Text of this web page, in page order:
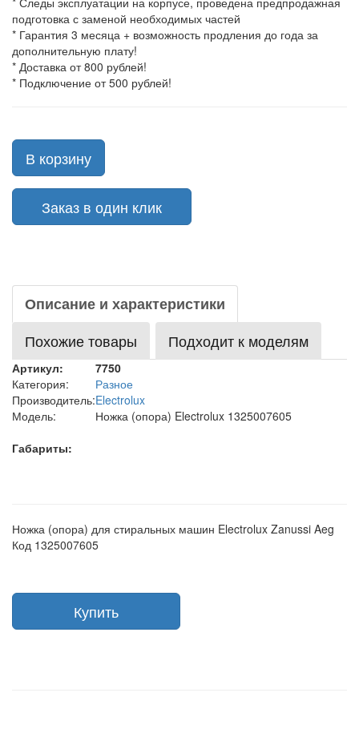
подготовка с заменой необходимых частей
* Гарантия 3 месяца + возможность продления до года за
дополнительную плату!
* Доставка от 800 рублей!
* Подключение от 500 рублей!
В корзину
Заказ в один клик
Описание и характеристики
Похожие товары
Подходит к моделям
Артикул:
7750
Категория:
Разное
Производитель:Electrolux
Модель:
Ножка (опора) Electrolux 1325007605
Габариты:
Ножка (опора) для стиральных машин Electrolux Zanussi Aeg
Код 1325007605